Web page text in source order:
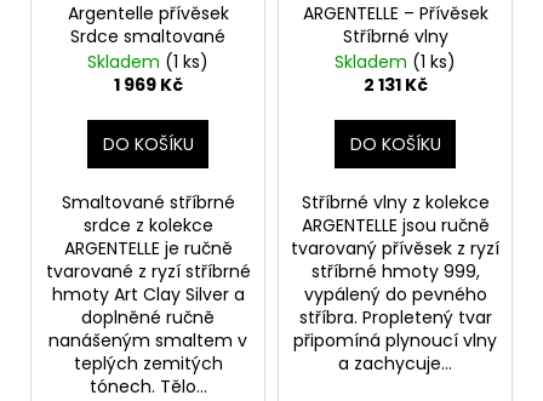
Argentelle přívěsek
Srdce smaltované
Skladem (1 ks)
1 969 Kč
DO KOŠÍKU
Smaltované stříbrné
srdce z kolekce
ARGENTELLE je ručně
tvarované z ryzí stříbrné
hmoty Art Clay Silver a
doplněné ručně
nanášeným smaltem v
teplých zemitých
tónech. Tělo...
ARGENTELLE – Přívěsek
Stříbrné vlny
Skladem (1 ks)
2 131 Kč
DO KOŠÍKU
Stříbrné vlny z kolekce
ARGENTELLE jsou ručně
tvarovaný přívěsek z ryzí
stříbrné hmoty 999,
vypálený do pevného
stříbra. Propletený tvar
připomíná plynoucí vlny
a zachycuje...